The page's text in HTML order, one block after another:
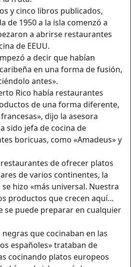
y cinco libros publicados,
de 1950 a la isla comenzó a
a abrirse restaurantes
de EEUU.
a decir que habían
en una forma de fusión,
antes».
Rico había restaurantes
de una forma diferente,
dijo la asesora
sido jefa de cocina de
boricuas, como «Amadeus» y
de ofrecer platos
de varios continentes, la
hizo «más universal. Nuestra
productos que crecen aquí…
se puede preparar en cualquier
que cocinaban en las
españoles» trataban de
cocinando platos europeos